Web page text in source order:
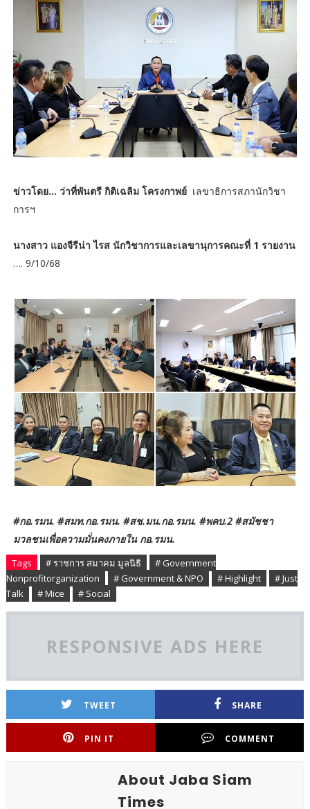
ข่าวโดย… ว่าที่พันตรี กิติเฉลิม โครงกาพย์ เลขาธิการสภานักวิชา
การฯ
นางสาว แองจีรีน่า ไรส นักวิชาการและเลขานุการคณะที่ 1 รายงาน
…. 9/10/68
#กอ.รมน. #สมท.กอ.รมน. #สช.มน.กอ.รมน. #พคบ.2 #สมัชชา
มวลชนเพื่อความมั่นคงภายใน กอ.รมน.
Tags # ราชการ สมาคม มูลนิธิ
# Government
Nonprofitorganization
# Government & NPO # Highlight
# Just
Talk
# Mice # Social
RESPONSIVE ADS HERE
TWEET SHARE
PIN IT COMMENT
About Jaba Siam
Times